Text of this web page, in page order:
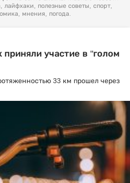
лайфхаки, полезные советы, спорт,
мнения, погода.
приняли участие в "голом
33 км прошел через